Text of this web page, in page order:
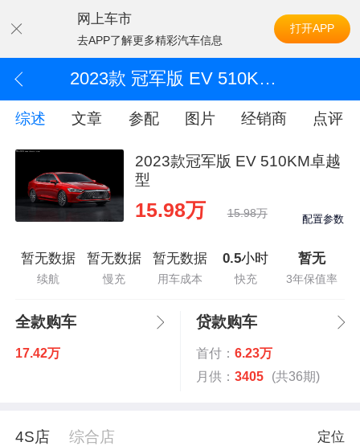
网上车市
去APP了解更多精彩汽车信息
打开APP
2023款 冠军版 EV 510KM卓越型
综述 文章 参配 图片 经销商 点评
2023款冠军版 EV 510KM卓越
型
15.98万 15.98万 配置参数
暂无数据
续航
暂无数据
慢充
暂无数据
用车成本
0.5小时
快充
暂无
3年保值率
全款购车
17.42万
贷款购车
首付： 6.23万
月供： 3405 (共36期)
4S店 综合店 定位